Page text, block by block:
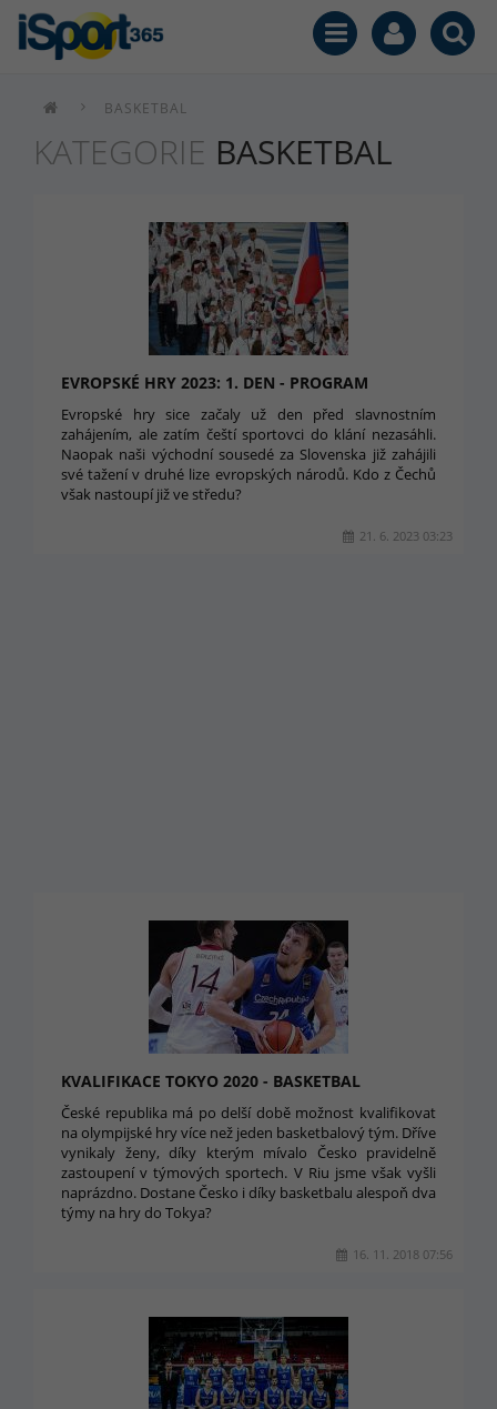
BASKETBAL
KATEGORIE BASKETBAL
EVROPSKÉ HRY 2023: 1. DEN - PROGRAM
Evropské hry sice začaly už den před slavnostním
zahájením, ale zatím čeští sportovci do klání nezasáhli.
Naopak naši východní sousedé za Slovenska již zahájili
své tažení v druhé lize evropských národů. Kdo z Čechů
však nastoupí již ve středu?
21. 6. 2023 03:23
KVALIFIKACE TOKYO 2020 - BASKETBAL
České republika má po delší době možnost kvalifikovat
na olympijské hry více než jeden basketbalový tým. Dříve
vynikaly ženy, díky kterým mívalo Česko pravidelně
zastoupení v týmových sportech. V Riu jsme však vyšli
naprázdno. Dostane Česko i díky basketbalu alespoň dva
týmy na hry do Tokya?
16. 11. 2018 07:56